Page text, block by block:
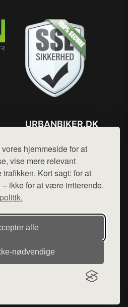
hjemmeside for at
vise mere relevant
Kort sagt: for at
ikke for at være irriterende.
alle
URBANBIKER.DK
Mail: hej@want.dk
Cookie- og privatlivspolitik
der udgiver en række
af forskellige produkter fra
ikke varer fra denne side - vi